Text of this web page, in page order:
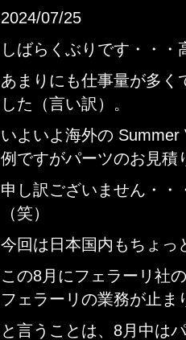
2024/07/25
しばらくぶりです・・・
あまりにも仕事量が多く
した（言い訳）。
いよいよ海外の
例ですがパーツのお見積
申し訳ございません・・
（笑）
今回は日本国内もちょっ
この8月にフェラーリ社
フェラーリの業務が止ま
と言うことは、8月中は